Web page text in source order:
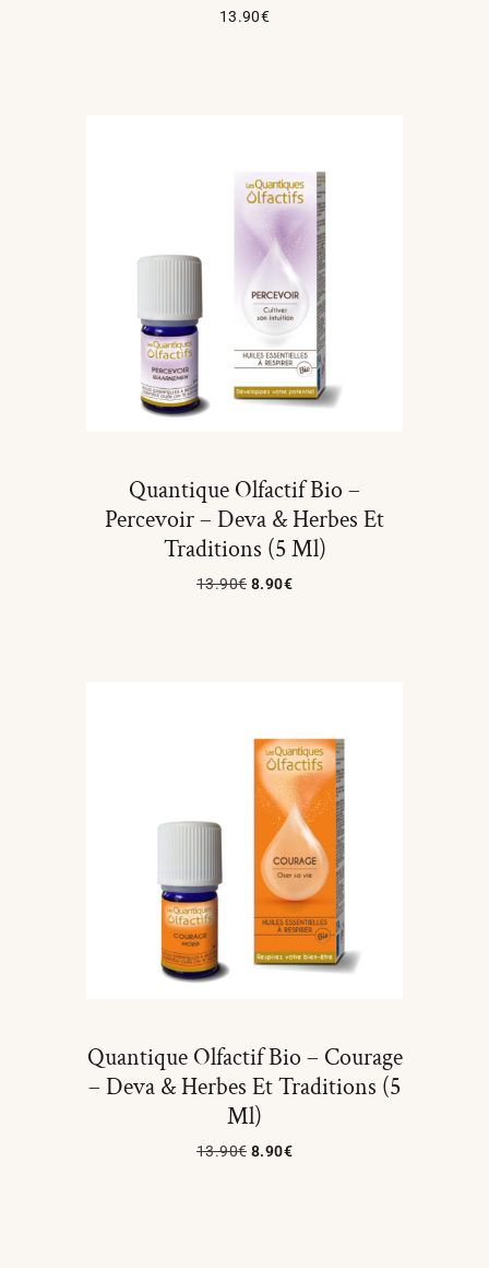
13.90€
Quantique Olfactif Bio –
Percevoir – Deva & Herbes Et
Traditions (5 Ml)
13.90€ 8.90€
Quantique Olfactif Bio – Courage
– Deva & Herbes Et Traditions (5
Ml)
13.90€ 8.90€